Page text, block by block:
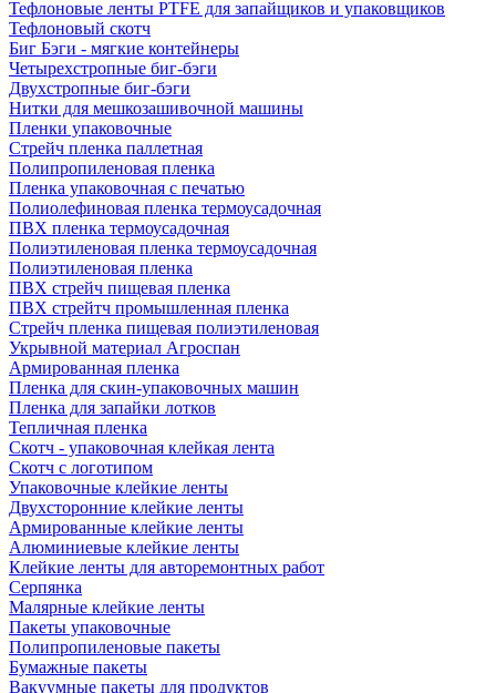
Тефлоновые ленты PTFE для запайщиков и упаковщиков
Тефлоновый скотч
Биг Бэги - мягкие контейнеры
Четырехстропные биг-бэги
Двухстропные биг-бэги
Нитки для мешкозашивочной машины
Пленки упаковочные
Стрейч пленка паллетная
Полипропиленовая пленка
Пленка упаковочная с печатью
Полиолефиновая пленка термоусадочная
ПВХ пленка термоусадочная
Полиэтиленовая пленка термоусадочная
Полиэтиленовая пленка
ПВХ стрейч пищевая пленка
ПВХ стрейтч промышленная пленка
Стрейч пленка пищевая полиэтиленовая
Укрывной материал Агроспан
Армированная пленка
Пленка для скин-упаковочных машин
Пленка для запайки лотков
Тепличная пленка
Скотч - упаковочная клейкая лента
Скотч с логотипом
Упаковочные клейкие ленты
Двухсторонние клейкие ленты
Армированные клейкие ленты
Алюминиевые клейкие ленты
Клейкие ленты для авторемонтных работ
Серпянка
Малярные клейкие ленты
Пакеты упаковочные
Полипропиленовые пакеты
Бумажные пакеты
Вакуумные пакеты для продуктов